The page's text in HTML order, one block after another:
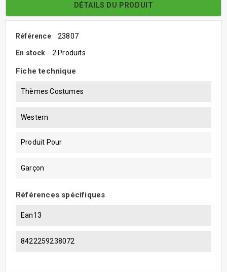
DÉTAILS DU PRODUIT
Référence 23807
En stock 2 Produits
Fiche technique
Thèmes Costumes
Western
Produit Pour
Garçon
Références spécifiques
Ean13
8422259238072